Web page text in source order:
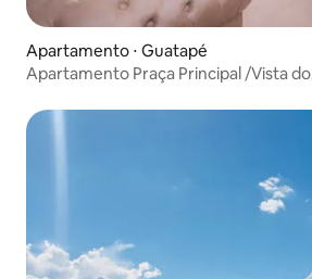
Apartamento ⋅ Guatapé
Apartamento Praça Principal /Vista do